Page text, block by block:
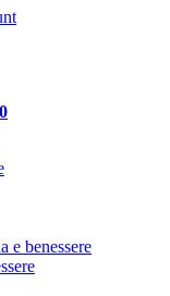
e benessere